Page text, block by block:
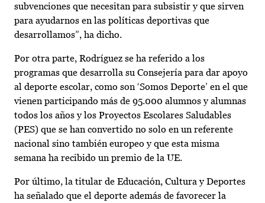
subvenciones que necesitan para subsistir y que sirven
para ayudarnos en las políticas deportivas que
desarrollamos”, ha dicho.
Por otra parte, Rodríguez se ha referido a los
programas que desarrolla su Consejería para dar apoyo
al deporte escolar, como son ‘Somos Deporte’ en el que
vienen participando más de 95.000 alumnos y alumnas
todos los años y los Proyectos Escolares Saludables
(PES) que se han convertido no solo en un referente
nacional sino también europeo y que esta misma
semana ha recibido un premio de la UE.
Por último, la titular de Educación, Cultura y Deportes
ha señalado que el deporte además de favorecer la